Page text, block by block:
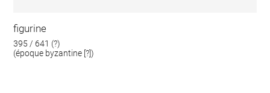
figurine
395 / 641 (?)
(époque byzantine [?])